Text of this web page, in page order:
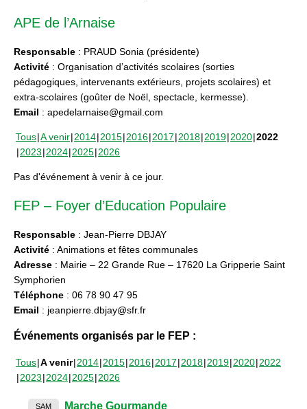
APE de l’Arnaise
Responsable : PRAUD Sonia (présidente)
Activité : Organisation d’activités scolaires (sorties
pédagogiques, intervenants extérieurs, projets scolaires) et
extra-scolaires (goûter de Noël, spectacle, kermesse).
Email : apedelarnaise@gmail.com
Tous A venir 2014 2015 2016 2017 2018 2019 2020 2022
2023 2024 2025 2026
Pas d'événement à venir à ce jour.
FEP – Foyer d’Education Populaire
Responsable : Jean-Pierre DBJAY
Activité : Animations et fêtes communales
Adresse : Mairie – 22 Grande Rue – 17620 La Gripperie Saint
Symphorien
Téléphone : 06 78 90 47 95
Email : jeanpierre.dbjay@sfr.fr
Événements organisés par le FEP :
Tous A venir 2014 2015 2016 2017 2018 2019 2020 2022
2023 2024 2025 2026
SAM
Marche Gourmande